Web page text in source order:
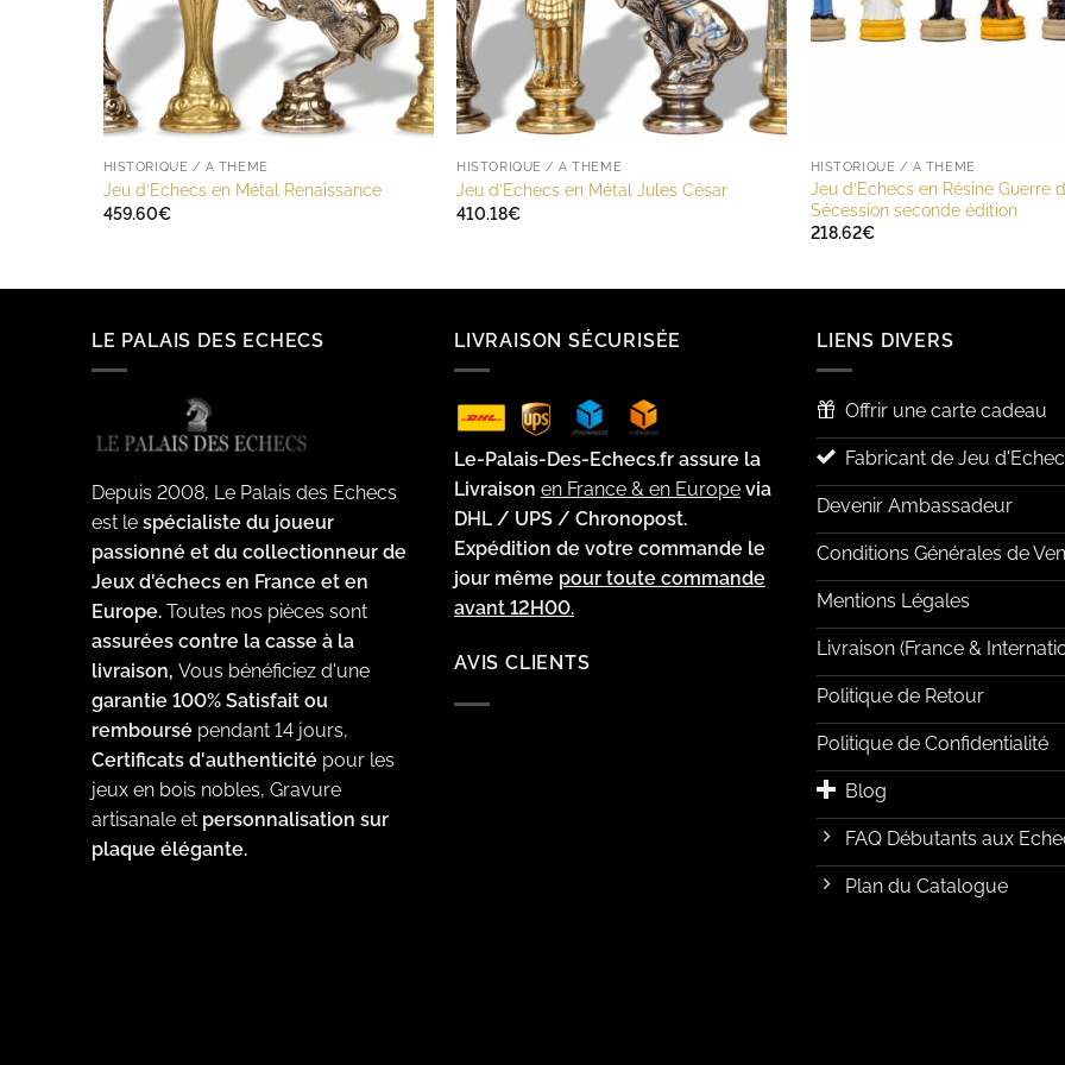
HISTORIQUE / A THÈME
Jeu d’Echecs en Métal Renaissance
459.60€
HISTORIQUE / A THÈME
Jeu d’Echecs en Métal Jules César
410.18€
HISTORIQUE / A THÈME
Jeu d’Echecs en Résine Guerre
Sécession seconde édition
218.62€
LE PALAIS DES ECHECS
Depuis 2008, Le Palais des Echecs
est le spécialiste du joueur
passionné et du collectionneur de
Jeux d'échecs en France et en
Europe. Toutes nos pièces sont
assurées contre la casse à la
livraison, Vous bénéficiez d'une
garantie 100% Satisfait ou
remboursé pendant 14 jours,
Certificats d'authenticité pour les
jeux en bois nobles, Gravure
artisanale et personnalisation sur
plaque élégante.
LIVRAISON SÉCURISÉE
Le-Palais-Des-Echecs.fr assure la
Livraison en France & en Europe via
DHL / UPS / Chronopost.
Expédition de votre commande le
jour même pour toute commande
avant 12H00.
AVIS CLIENTS
LIENS DIVERS
Offrir une carte cadeau
Fabricant de Jeu d'Echec
Devenir Ambassadeur
Conditions Générales de
Mentions Légales
Livraison (France &
Politique de Retour
Politique de Confidentialité
Blog
FAQ Débutants aux
Plan du Catalogue